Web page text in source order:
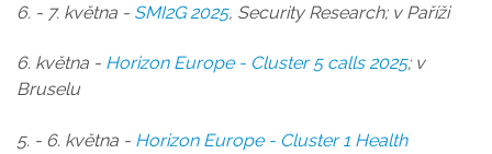
6. - 7. května - SMI2G 2025, Security Research; v Paříži
6. května - Horizon Europe - Cluster 5 calls 2025; v
Bruselu
5. - 6. května - Horizon Europe - Cluster 1 Health